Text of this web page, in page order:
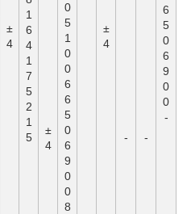
6
5
0
6
9
0
0
-
1
6
4
1
7
5
2
1
5
0
5
1
0
0
6
6
5
0
6
9
0
0
8
±
4
±
4
±
4
- -